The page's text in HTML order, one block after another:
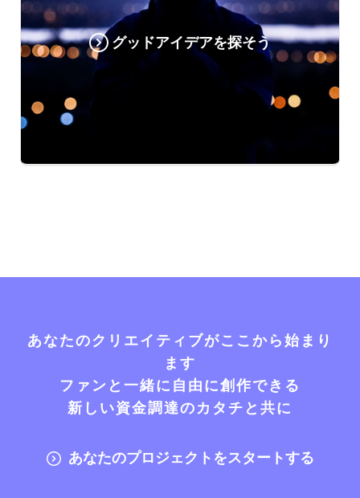
グッドアイデアを探そう
あなたのクリエイティブがここから始まり
ます
ファンと一緒に自由に創作できる
新しい資金調達のカタチと共に
あなたのプロジェクトをスタートする